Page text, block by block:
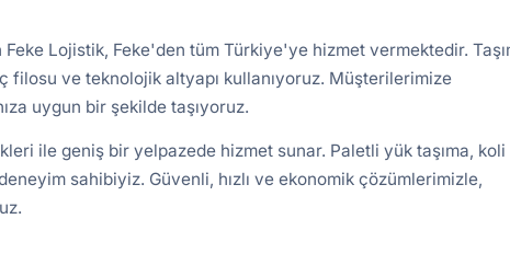
Feke Lojistik, Feke'den tüm Türkiye'ye hizmet vermektedir.
ve teknolojik altyapı kullanıyoruz. Müşterilerimize
uygun bir şekilde taşıyoruz.
ile geniş bir yelpazede hizmet sunar. Paletli yük taşıma, koli
sahibiyiz. Güvenli, hızlı ve ekonomik çözümlerimizle,